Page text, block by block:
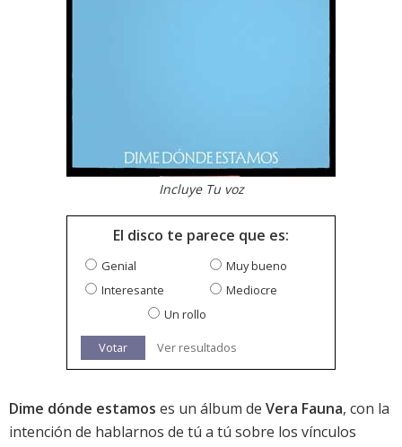
Incluye Tu voz
El disco te parece que es:
Genial
Muy bueno
Interesante
Mediocre
Un rollo
Votar Ver resultados
Dime dónde estamos es un álbum de Vera Fauna, con la
intención de hablarnos de tú a tú sobre los vínculos